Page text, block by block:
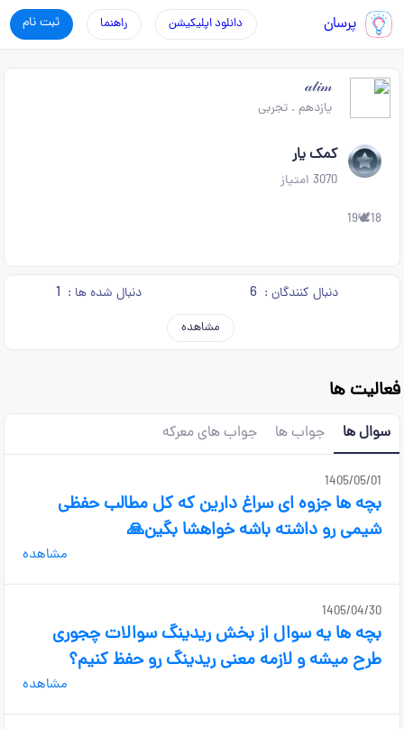
پرسان ثبت نام راهنما دانلود اپلیکیشن
𝒶𝓁𝒾𝓂
یازدهم .تجربی
کمک یار
3070 امتیاز
18🕊19
دنبال کنندگان : 6 دنبال شده ها : 1
مشاهده
فعالیت ها
سوال ها جواب ها جواب های معرکه
1405/05/01
بچه ها جزوه ای سراغ دارین که کل مطالب حفظی
شیمی رو داشته باشه خواهشا بگین🙏
مشاهده
1405/04/30
بچه ها یه سوال از بخش ریدینگ سوالات چجوری
طرح میشه و لازمه معنی ریدینگ رو حفظ کنیم؟
مشاهده